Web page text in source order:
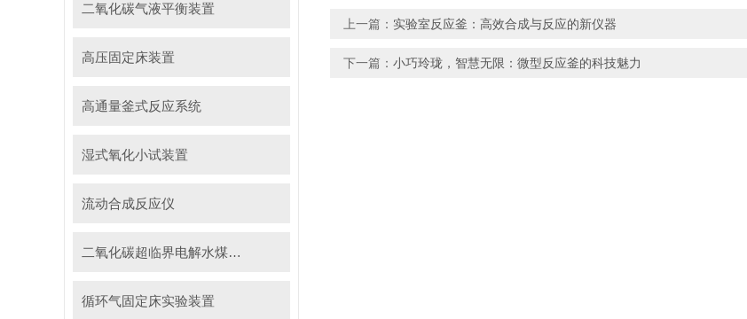
二氧化碳气液平衡装置
高压固定床装置
高通量釜式反应系统
湿式氧化小试装置
流动合成反应仪
二氧化碳超临界电解水煤浆制甲烷装置
循环气固定床实验装置
上一篇： 实验室反应釜：高效合成与反应的新仪器
下一篇： 小巧玲珑，智慧无限：微型反应釜的科技魅力